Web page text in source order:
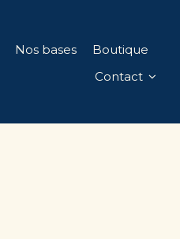
Nos bases
Boutique
Contact